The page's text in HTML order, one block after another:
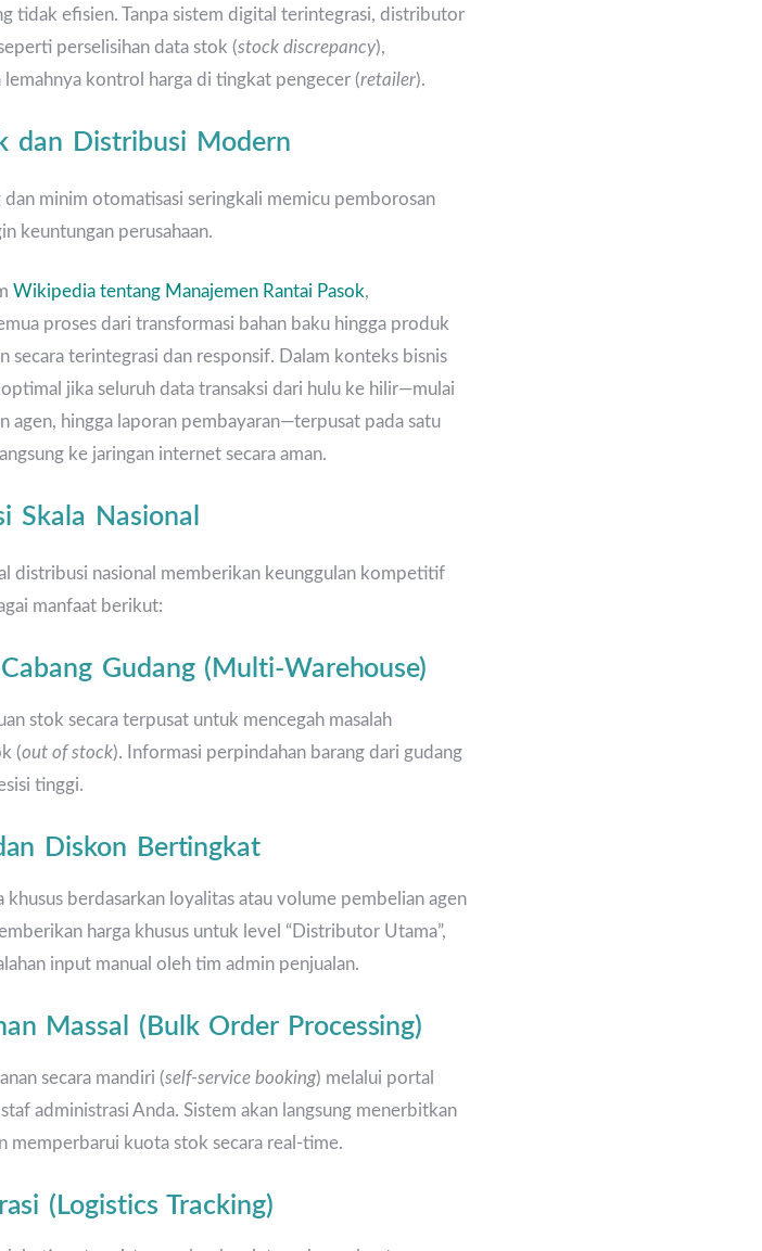
tidak efisien. Tanpa sistem digital terintegrasi, distributor
perselisihan data stok (stock discrepancy),
lemahnya kontrol harga di tingkat pengecer (retailer).
dan Distribusi Modern
minim otomatisasi seringkali memicu pemborosan
keuntungan perusahaan.
Wikipedia tentang Manajemen Rantai Pasok,
proses dari transformasi bahan baku hingga produk
secara terintegrasi dan responsif. Dalam konteks bisnis
jika seluruh data transaksi dari hulu ke hilir—mulai
agen, hingga laporan pembayaran—terpusat pada satu
ke jaringan internet secara aman.
Skala Nasional
distribusi nasional memberikan keunggulan kompetitif
manfaat berikut:
Gudang (Multi-Warehouse)
stok secara terpusat untuk mencegah masalah
(out of stock). Informasi perpindahan barang dari gudang
tinggi.
Diskon Bertingkat
berdasarkan loyalitas atau volume pembelian agen
harga khusus untuk level “Distributor Utama”,
input manual oleh tim admin penjualan.
Massal (Bulk Order Processing)
secara mandiri (self-service booking) melalui portal
administrasi Anda. Sistem akan langsung menerbitkan
memperbarui kuota stok secara real-time.
(Logistics Tracking)